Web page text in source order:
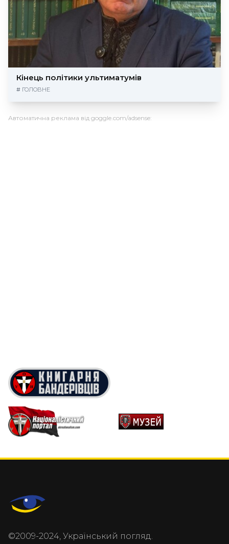
Кінець політики ультиматумів
# ГОЛОВНЕ
Автоматична реклама від goggle.com/adsense:
©2009-2024, Український погляд.